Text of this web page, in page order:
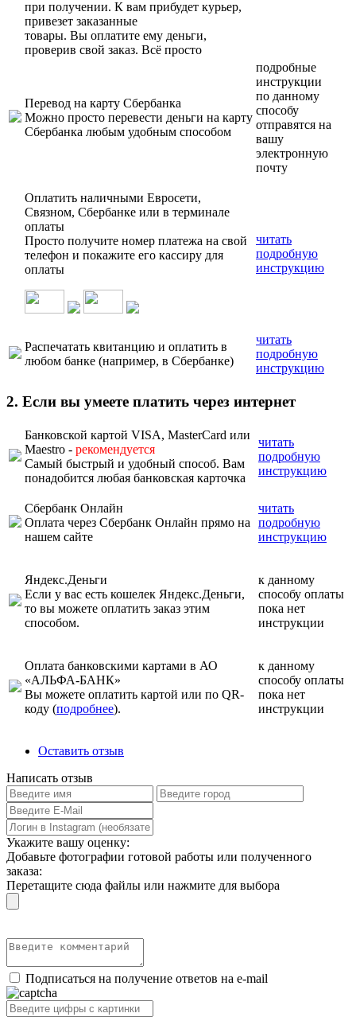
при получении. К вам прибудет курьер,
привезет заказанные
товары. Вы оплатите ему деньги,
проверив свой заказ. Всё просто
Перевод на карту Сбербанка
Можно просто перевести деньги на карту
Сбербанка любым удобным способом
подробные
инструкции
по данному
способу
отправятся на
вашу
электронную
почту
Оплатить наличными Евросети,
Связном, Сбербанке или в терминале
оплаты
Просто получите номер платежа на свой
телефон и покажите его кассиру для
оплаты
читать
подробную
инструкцию
Распечатать квитанцию и оплатить в
любом банке (например, в Сбербанке)
читать
подробную
инструкцию
2. Если вы умеете платить через интернет
Банковской картой VISA, MasterCard или
Maestro - рекомендуется
Самый быстрый и удобный способ. Вам
понадобится любая банковская карточка
читать
подробную
инструкцию
Сбербанк Онлайн
Оплата через Сбербанк Онлайн прямо на
нашем сайте
читать
подробную
инструкцию
Яндекс.Деньги
Если у вас есть кошелек Яндекс.Деньги,
то вы можете оплатить заказ этим
способом.
к данному
способу оплаты
пока нет
инструкции
Оплата банковскими картами в АО
«АЛЬФА-БАНК»
Вы можете оплатить картой или по QR-
коду (подробнее).
к данному
способу оплаты
пока нет
инструкции
Оставить отзыв
Написать отзыв
Укажите вашу оценку:
Добавьте фотографии готовой работы или полученного
заказа:
Перетащите сюда файлы или нажмите для выбора
Подписаться на получение ответов на e-mail